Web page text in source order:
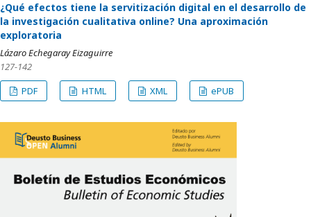
¿Qué efectos tiene la servitización digital en el desarrollo de
la investigación cualitativa online? Una aproximación
exploratoria
Lázaro Echegaray Eizaguirre
127-142
PDF
HTML XML ePUB